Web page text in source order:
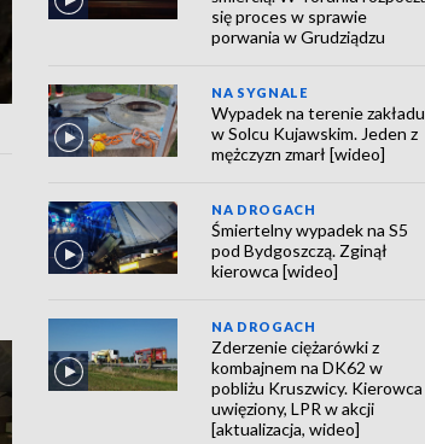
się proces w sprawie
porwania w Grudziądzu
NA SYGNALE
Wypadek na terenie zakładu
w Solcu Kujawskim. Jeden z
mężczyzn zmarł [wideo]
NA DROGACH
Śmiertelny wypadek na S5
pod Bydgoszczą. Zginął
kierowca [wideo]
NA DROGACH
Zderzenie ciężarówki z
kombajnem na DK62 w
pobliżu Kruszwicy. Kierowca
uwięziony, LPR w akcji
[aktualizacja, wideo]